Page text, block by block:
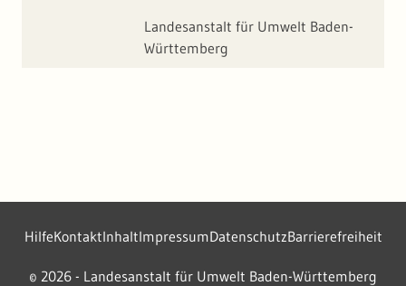
Landesanstalt für Umwelt Baden-
Württemberg
2026 - Landesanstalt für Umwelt Baden-Württemberg
HilfeKontaktInhaltImpressumDatenschutzBarrierefreiheit